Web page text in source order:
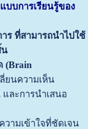
บบการเรียนรู้ของ
ร ที่สามารถนำไปใช้
น
(Brain
ยนความเห็น
และการนำเสนอ
วามเข้าใจที่ชัดเจน